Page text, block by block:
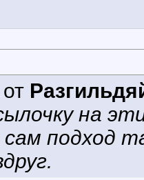
на
подход